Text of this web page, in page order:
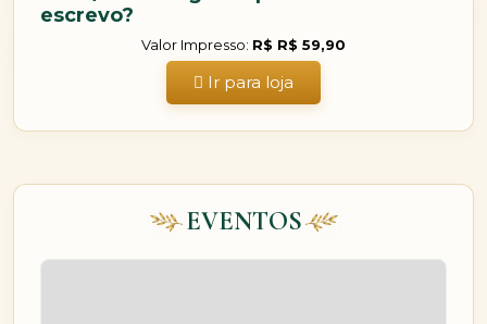
escrevo?
Valor Impresso: R$ R$ 59,90
Ir para loja
EVENTOS